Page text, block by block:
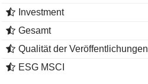
Investment
Gesamt
Qualität der Veröffentlichungen
ESG MSCI